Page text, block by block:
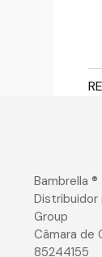
Bambrella ®
Distribuidor
Group
Câmara de
85244155